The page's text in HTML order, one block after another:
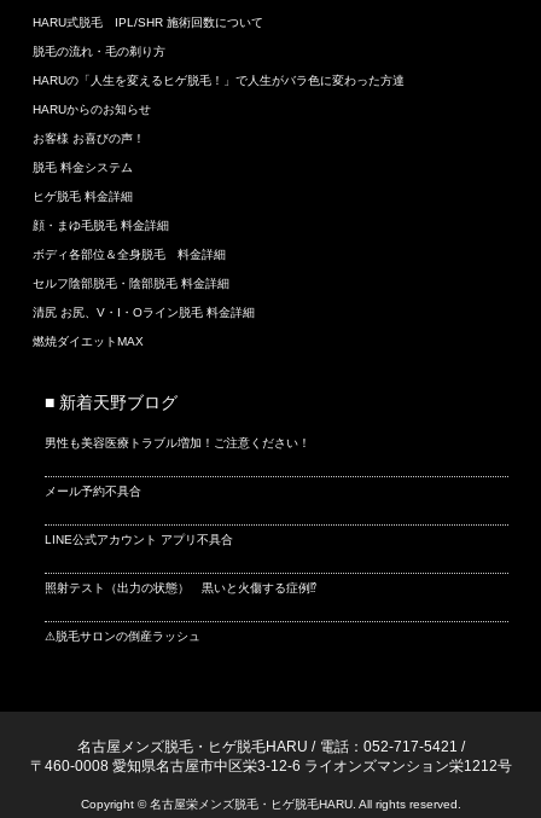
HARU式脱毛 IPL/SHR 施術回数について
脱毛の流れ・毛の剃り方
HARUの「人生を変えるヒゲ脱毛！」で人生がバラ色に変わった方達
HARUからのお知らせ
お客様 お喜びの声！
脱毛 料金システム
ヒゲ脱毛 料金詳細
顔・まゆ毛脱毛 料金詳細
ボディ各部位＆全身脱毛 料金詳細
セルフ陰部脱毛・陰部脱毛 料金詳細
清尻 お尻、V・I・Oライン脱毛 料金詳細
燃焼ダイエットMAX
■ 新着天野ブログ
男性も美容医療トラブル増加！ご注意ください！
メール予約不具合
LINE公式アカウント アプリ不具合
照射テスト（出力の状態） 黒いと火傷する症例⁉
⚠脱毛サロンの倒産ラッシュ
名古屋メンズ脱毛・ヒゲ脱毛HARU / 電話：052-717-5421 /
〒460-0008 愛知県名古屋市中区栄3-12-6 ライオンズマンション栄1212号
Copyright © 名古屋栄メンズ脱毛・ヒゲ脱毛HARU. All rights reserved.